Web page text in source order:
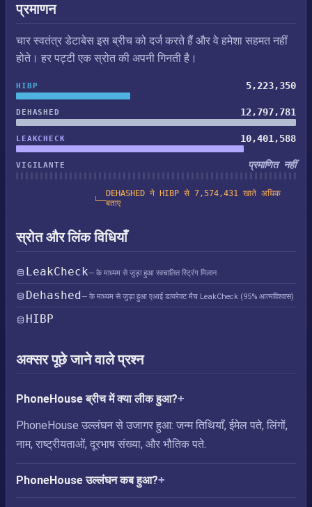
प्रमाणन
चार स्वतंत्र डेटाबेस इस ब्रीच को दर्ज करते हैं और वे हमेशा सहमत नहीं
होते। हर पट्टी एक स्रोत की अपनी गिनती है।
HIBP 5,223,350
DEHASHED 12,797,781
LEAKCHECK 10,401,588
VIGILANTE प्रमाणित नहीं
DEHASHED ने HIBP से 7,574,431 खाते अधिक
बताए
स्रोत और लिंक विधियाँ
LeakCheck— के माध्यम से जुड़ा हुआ स्वचालित स्ट्रिंग मिलान
Dehashed— के माध्यम से जुड़ा हुआ एआई डायरेक्ट मैच LeakCheck (95% आत्मविश्वास)
HIBP
अक्सर पूछे जाने वाले प्रश्न
PhoneHouse ब्रीच में क्या लीक हुआ?
PhoneHouse उल्लंघन से उजागर हुआ: जन्म तिथियाँ, ईमेल पते, लिंगों,
नाम, राष्ट्रीयताओं, दूरभाष संख्या, और भौतिक पते.
PhoneHouse उल्लंघन कब हुआ?